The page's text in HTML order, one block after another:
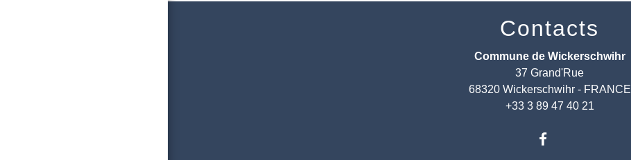
Contacts
Commune de Wickerschwihr
37 Grand'Rue
68320 Wickerschwihr - FRANCE
+33 3 89 47 40 21